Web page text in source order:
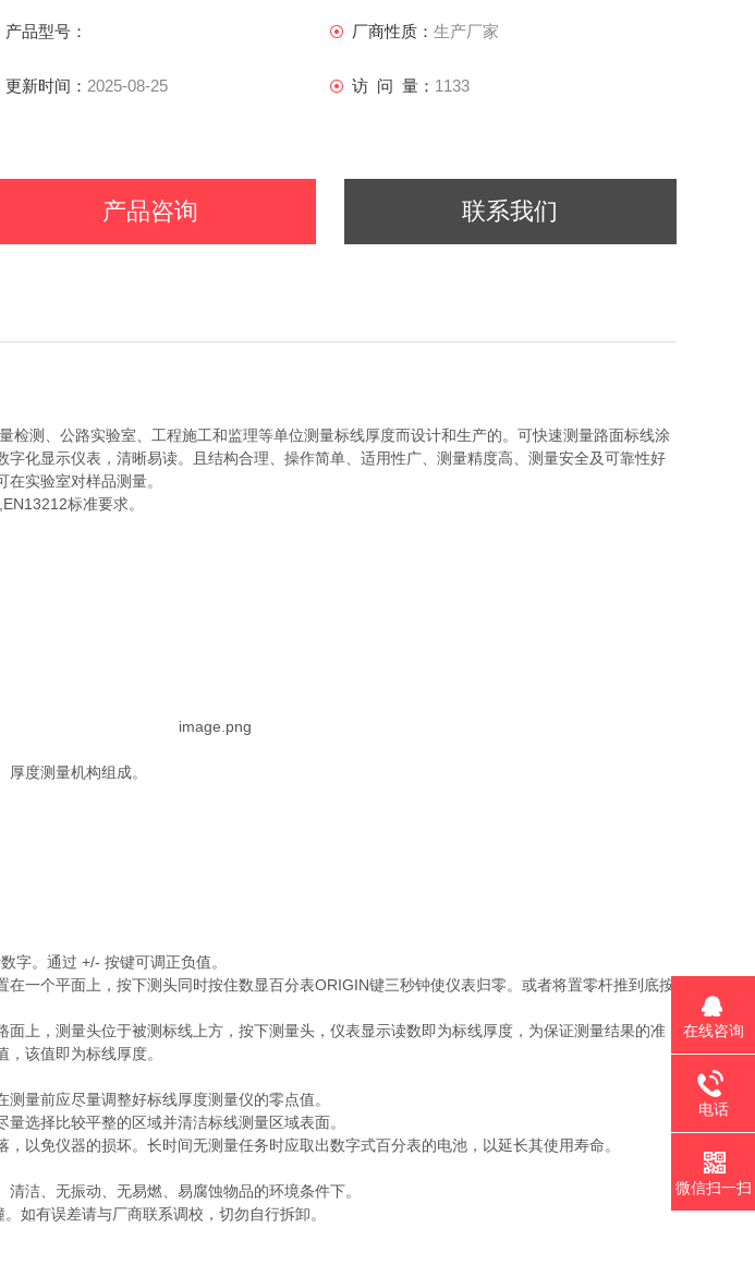
产品型号： 厂商性质： 生产厂家
更新时间： 2025-08-25 访 问 量： 1133
产品咨询 联系我们
检测、公路实验室、工程施工和监理等单位测量标线厚度而设计和生产的。可快速测量路面标线涂
字化显示仪表，清晰易读。且结构合理、操作简单、适用性广、测量精度高、测量安全及可靠性好
实验室对样品测量。
标准要求。
度测量机构组成。
字。通过 +/- 按键可调正负值。
在一个平面上，按下测头同时按住数显百分表ORIGIN键三秒钟使仪表归零。或者将置零杆推到底按
面上，测量头位于被测标线上方，按下测量头，仪表显示读数即为标线厚度，为保证测量结果的准
该值即为标线厚度。
量前应尽量调整好标线厚度测量仪的零点值。
选择比较平整的区域并清洁标线测量区域表面。
以免仪器的损坏。长时间无测量任务时应取出数字式百分表的电池，以延长其使用寿命。
洁、无振动、无易燃、易腐蚀物品的环境条件下。
如有误差请与厂商联系调校，切勿自行拆卸。
在线咨询
电话
微信扫一扫